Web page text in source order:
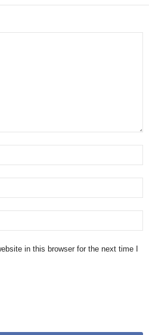
in this browser for the next time I